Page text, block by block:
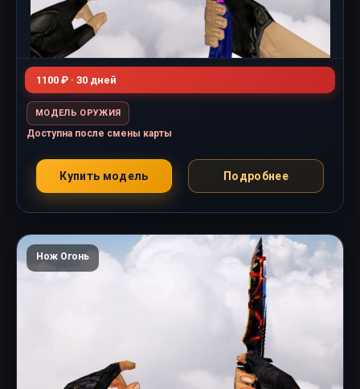
1100 ₽ · 30 дней
МОДЕЛЬ ОРУЖИЯ
Доступна после смены карты
Купить модель Подробнее
Нож Огонь